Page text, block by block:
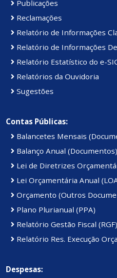
Publicações
Reclamações
Relatório de Informações
Relatório de Informações
Relatório Estatístico do e-
Relatórios da Ouvidoria
Sugestões
Contas Públicas:
Balancetes Mensais
Balanço Anual (Documentos)
Lei de Diretrizes
Lei Orçamentária Anual
Orçamento (Outros
Plano Plurianual (PPA)
Relatório Gestão Fiscal (RGF)
Relatório Res. Execução
Despesas: